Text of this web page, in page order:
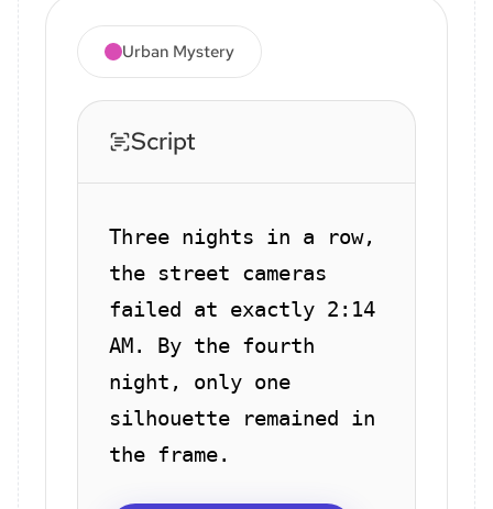
Urban Mystery
Script
Three nights in a row,
the street cameras
failed at exactly 2:14
AM. By the fourth
night, only one
silhouette remained in
the frame.